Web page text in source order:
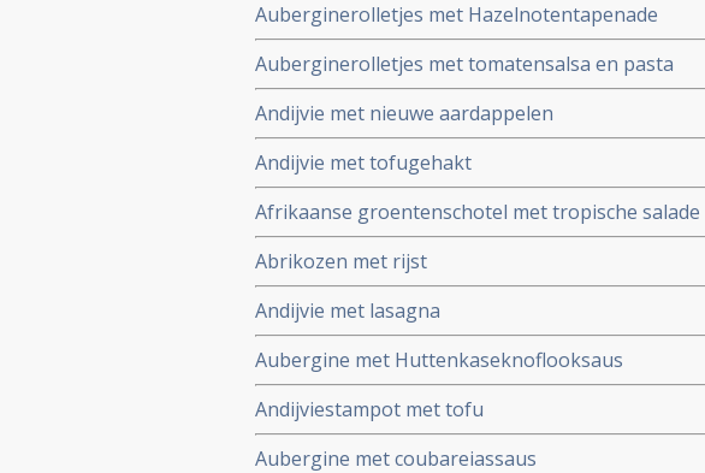
Auberginerolletjes met Hazelnotentapenade
Auberginerolletjes met tomatensalsa en pasta
Andijvie met nieuwe aardappelen
Andijvie met tofugehakt
Afrikaanse groentenschotel met tropische salade
Abrikozen met rijst
Andijvie met lasagna
Aubergine met Huttenkaseknoflooksaus
Andijviestampot met tofu
Aubergine met coubareiassaus